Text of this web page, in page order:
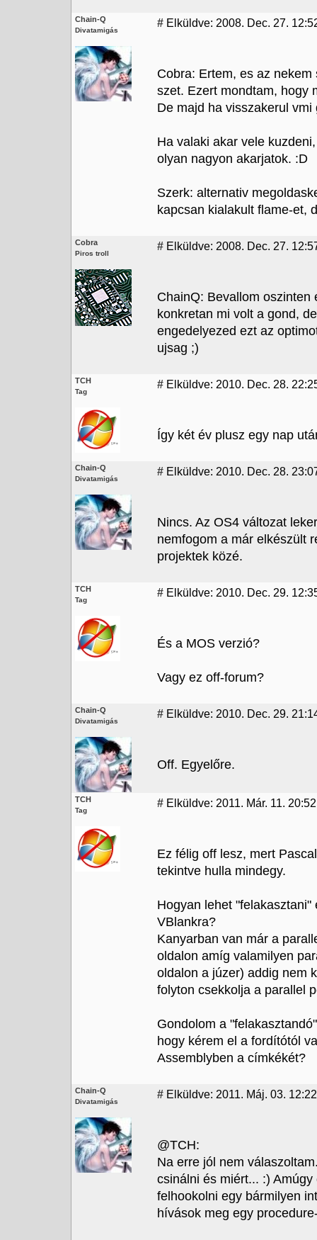
Chain-Q
Divatamigás
# Elküldve: 2008. Dec. 27.
Cobra: Ertem, es az
szet. Ezert mondtam, hogy
De majd ha visszakerul vmi
Ha valaki akar vele
olyan nagyon akarjatok. :D
Szerk: alternativ
kapcsan kialakult flame-et,
Cobra
Piros troll
# Elküldve: 2008. Dec. 27.
ChainQ: Bevallom
konkretan mi volt a gond,
engedelyezed ezt az
ujsag ;)
TCH
Tag
# Elküldve: 2010. Dec. 28.
Így két év plusz egy nap
Chain-Q
Divatamigás
# Elküldve: 2010. Dec. 28.
Nincs. Az OS4 változat
nemfogom a már elkészült
projektek közé.
TCH
Tag
# Elküldve: 2010. Dec. 29.
És a MOS verzió?
Vagy ez off-forum?
Chain-Q
Divatamigás
# Elküldve: 2010. Dec. 29.
Off. Egyelőre.
TCH
Tag
# Elküldve: 2011. Már. 11. 20:52
Ez félig off lesz, mert
tekintve hulla mindegy.
Hogyan lehet
VBlankra?
Kanyarban van már a
oldalon amíg valamilyen
oldalon a júzer) addig nem
folyton csekkolja a parallel
Gondolom a
hogy kérem el a fordítótól
Assemblyben a címkékét?
Chain-Q
Divatamigás
# Elküldve: 2011. Máj. 03. 12:22
@TCH:
Na erre jól nem
csinálni és miért... :)
felhookolni egy bármilyen
hívások meg egy